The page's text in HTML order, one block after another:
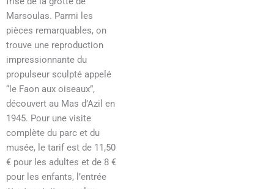
Marsoulas. Parmi les
pièces remarquables, on
trouve une reproduction
impressionnante du
propulseur sculpté appelé
“le Faon aux oiseaux”,
découvert au Mas d’Azil en
1945. Pour une visite
complète du parc et du
musée, le tarif est de 11,50
€ pour les adultes et de 8 €
pour les enfants, l’entrée